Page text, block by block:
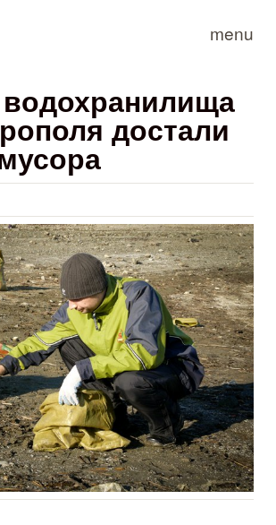
menu
достали